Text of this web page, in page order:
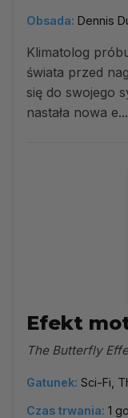
Obsada: Dennis
Klimatolog
świata przed
się do swojego
nastała nowa e...
Efekt
The Butterfly
Gatunek: Sci-Fi,
Czas trwania: 1